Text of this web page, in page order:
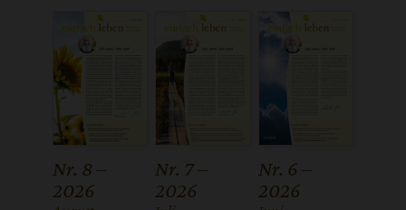
Nr. 8 –
2026
Nr. 7 –
2026
Nr. 6 –
2026